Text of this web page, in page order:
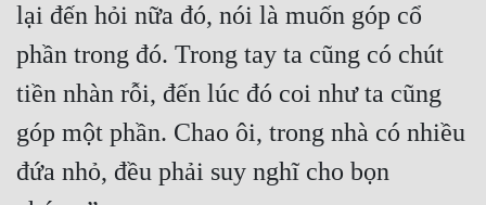
lại đến hỏi nữa đó, nói là muốn góp cổ
phần trong đó. Trong tay ta cũng có chút
tiền nhàn rỗi, đến lúc đó coi như ta cũng
góp một phần. Chao ôi, trong nhà có nhiều
đứa nhỏ, đều phải suy nghĩ cho bọn